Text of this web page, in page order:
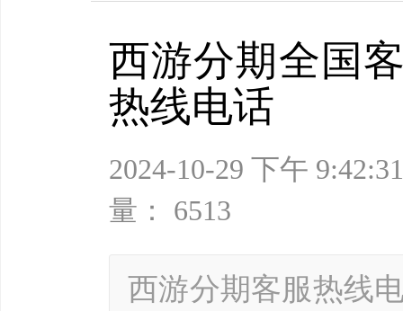
西游分期全国
热线电话
2024-10-29 下午
量： 6513
西游分期客服热线